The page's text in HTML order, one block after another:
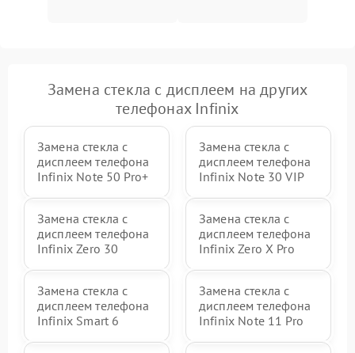
Замена стекла с дисплеем на других
телефонах Infinix
Замена стекла с
дисплеем телефона
Infinix Note 50 Pro+
Замена стекла с
дисплеем телефона
Infinix Note 30 VIP
Замена стекла с
дисплеем телефона
Infinix Zero 30
Замена стекла с
дисплеем телефона
Infinix Zero X Pro
Замена стекла с
дисплеем телефона
Infinix Smart 6
Замена стекла с
дисплеем телефона
Infinix Note 11 Pro